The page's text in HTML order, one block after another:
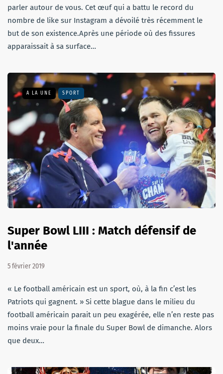
parler autour de vous. Cet œuf qui a battu le record du
nombre de like sur Instagram a dévoilé très récemment le
but de son existence.Après une période où des fissures
apparaissait à sa surface…
A LA UNE SPORT
Super Bowl LIII : Match défensif de
l'année
5 février 2019
« Le football américain est un sport, où, à la fin c’est les
Patriots qui gagnent. » Si cette blague dans le milieu du
football américain parait un peu exagérée, elle n’en reste pas
moins vraie pour la finale du Super Bowl de dimanche. Alors
que deux…